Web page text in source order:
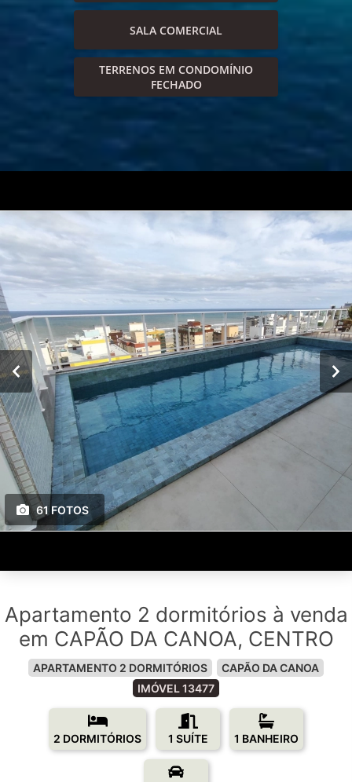
SALA COMERCIAL
TERRENOS EM CONDOMÍNIO
FECHADO
61 FOTOS
Apartamento 2 dormitórios à venda
em CAPÃO DA CANOA, CENTRO
APARTAMENTO 2 DORMITÓRIOS
CAPÃO DA CANOA
IMÓVEL 13477
2 DORMITÓRIOS 1 SUÍTE 1 BANHEIRO